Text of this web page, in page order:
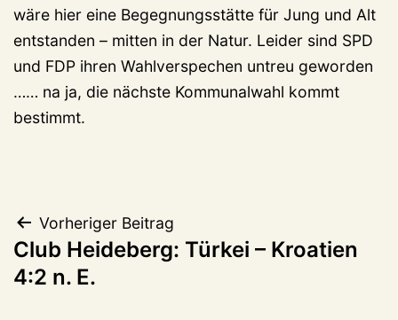
wäre hier eine Begegnungsstätte für Jung und Alt
entstanden – mitten in der Natur. Leider sind SPD
und FDP ihren Wahlverspechen untreu geworden
…… na ja, die nächste Kommunalwahl kommt
bestimmt.
Beitragsnavigation
Vorheriger Beitrag
Club Heideberg: Türkei – Kroatien
4:2 n. E.